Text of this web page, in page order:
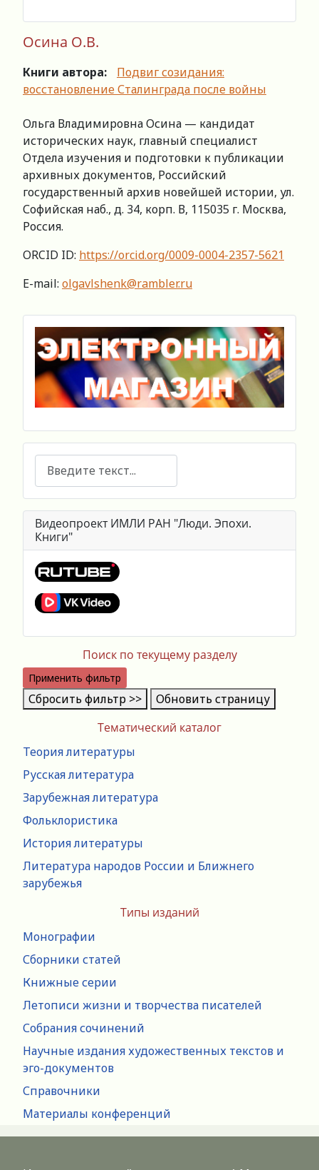
Тематический каталог
Теория литературы
Русская литература
Зарубежная литература
Фольклористика
История литературы
Литература народов России и Ближнего
зарубежья
Типы изданий
Монографии
Сборники статей
Книжные серии
Летописи жизни и творчества писателей
Собрания сочинений
Научные издания художественных текстов и
эго-документов
Справочники
Материалы конференций
Осина О.В.
Книги автора:
Подвиг созидания:
восстановление Сталинграда после войны
Ольга Владимировна Осина — кандидат
исторических наук, главный специалист
Отдела изучения и подготовки к публикации
архивных документов, Российский
государственный архив новейшей истории, ул.
Софийская наб., д. 34, корп. В, 115035 г. Москва,
Россия.
ORCID ID: https://orcid.org/0009-0004-2357-5621
E-mail: olgavlshenk@rambler.ru
Поиск
Видеопроект ИМЛИ РАН "Люди. Эпохи.
Книги"
Поиск по текущему разделу
Применить фильтр
Сбросить фильтр >> Обновить страницу